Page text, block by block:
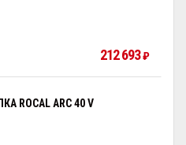
212 693₽
ROCAL ARC 40 V